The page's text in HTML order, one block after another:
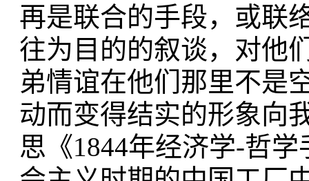
再是联合的手段，或联
往为目的的叙谈，对他
弟情谊在他们那里不是
动而变得结实的形象向
思《1844年经济学-哲